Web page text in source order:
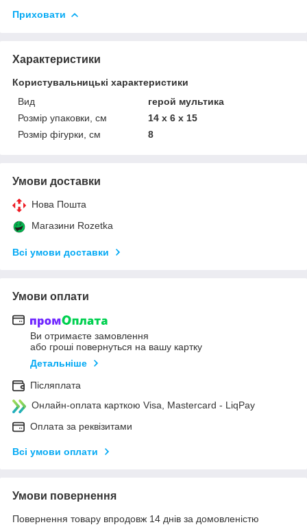
Приховати
Характеристики
Користувальницькі характеристики
Вид
герой мультика
Розмір упаковки, см
14 х 6 х 15
Розмір фігурки, см
8
Умови доставки
Нова Пошта
Магазини Rozetka
Всі умови доставки
Умови оплати
Ви отримаєте замовлення
або гроші повернуться на вашу картку
Детальніше
Післяплата
Онлайн-оплата карткою Visa, Mastercard - LiqPay
Оплата за реквізитами
Всі умови оплати
Умови повернення
Повернення товару впродовж 14 днів за домовленістю